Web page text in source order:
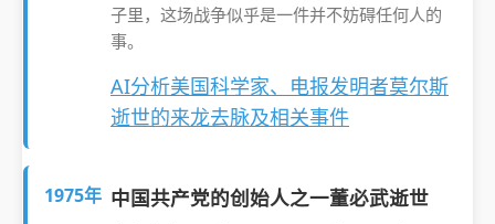
子里，这场战争似乎是一件并不妨碍任何人的
事。
AI分析美国科学家、电报发明者莫尔斯
逝世的来龙去脉及相关事件
1975年 中国共产党的创始人之一董必武逝世